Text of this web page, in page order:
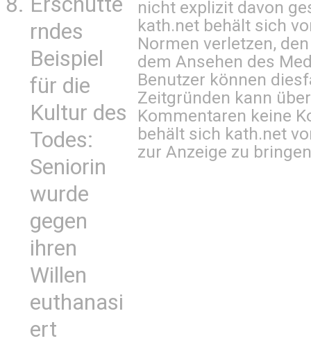
rndes
Beispiel
für die
Kultur des
Todes:
Seniorin
wurde
gegen
ihren
Willen
euthanasi
ert
nicht explizit davon
kath.net behält sich
Normen verletzen,
dem Ansehen des
Benutzer können
Zeitgründen kann
Kommentaren keine
behält sich kath.net
zur Anzeige zu